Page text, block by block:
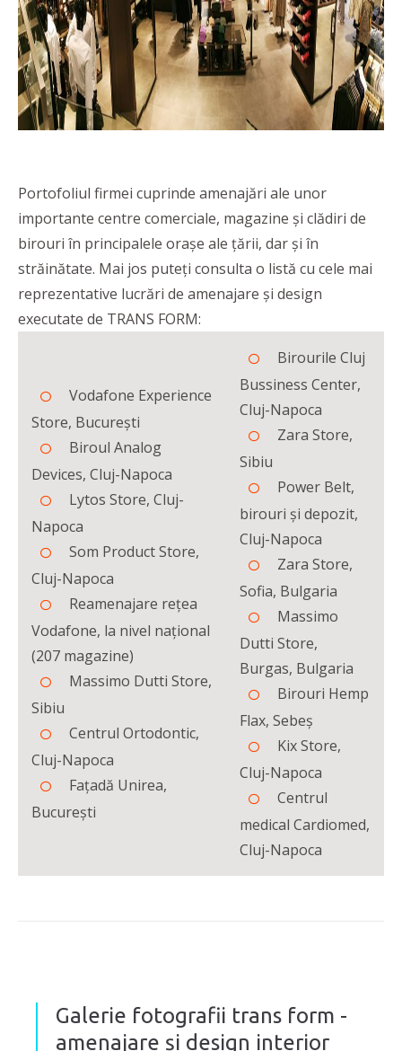
Portofoliul firmei cuprinde amenajări ale unor
importante centre comerciale, magazine și clădiri de
birouri în principalele orașe ale țării, dar și în
străinătate. Mai jos puteți consulta o listă cu cele mai
reprezentative lucrări de amenajare și design
executate de TRANS FORM:
Vodafone Experience
Store, București
Biroul Analog
Devices, Cluj-Napoca
Lytos Store, Cluj-
Napoca
Som Product Store,
Cluj-Napoca
Reamenajare rețea
Vodafone, la nivel național
(207 magazine)
Massimo Dutti Store,
Sibiu
Centrul Ortodontic,
Cluj-Napoca
Fațadă Unirea,
București
Birourile Cluj
Bussiness Center,
Cluj-Napoca
Zara Store,
Sibiu
Power Belt,
birouri și depozit,
Cluj-Napoca
Zara Store,
Sofia, Bulgaria
Massimo
Dutti Store,
Burgas, Bulgaria
Birouri Hemp
Flax, Sebeș
Kix Store,
Cluj-Napoca
Centrul
medical Cardiomed,
Cluj-Napoca
Galerie fotografii trans form -
amenajare și design interior